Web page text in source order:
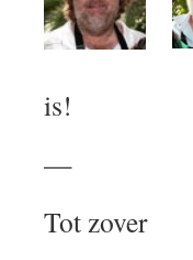
is!
—
Tot zover